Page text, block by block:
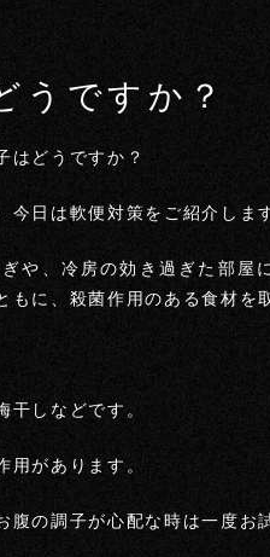
うですか？
はどうですか？
日は軟便対策をご紹介しま
や、冷房の効き過ぎた部
もに、殺菌作用のある食材を
干しなどです。
用があります。
腹の調子が心配な時は一度お